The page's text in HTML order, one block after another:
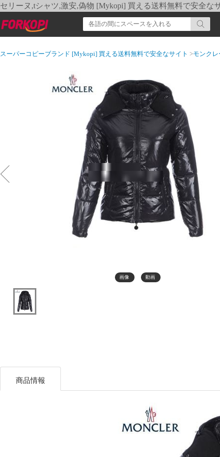
セリーヌ,tシャツ,激安,偽物 [Mykopi] 買える送料無料で安全な
スーパーコピーブランド [Mykopi] 買える送料無料で安全なサイト >モンク
画像 動画
商品情報